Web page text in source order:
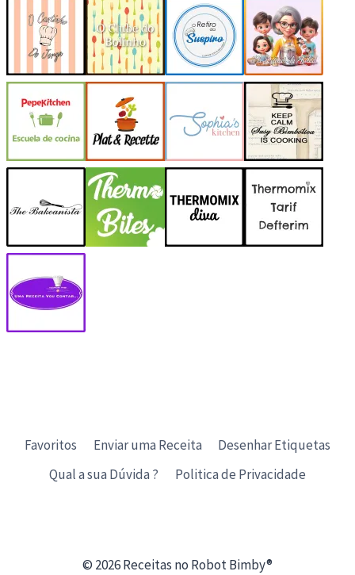
Favoritos Enviar uma Receita
Desenhar Etiquetas
Qual a sua Dúvida ?
Politica de Privacidade
© 2026 Receitas no Robot Bimby®